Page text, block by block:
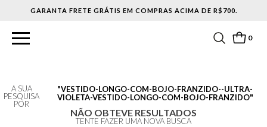
GARANTA FRETE GRÁTIS EM COMPRAS ACIMA DE R$700.
0
A SUA
PESQUISA
POR
VESTIDO-LONGO-COM-BOJO-FRANZIDO--ULTRA-
VIOLETA-VESTIDO-LONGO-COM-BOJO-FRANZIDO
NÃO OBTEVE RESULTADOS
TENTE FAZER UMA NOVA BUSCA